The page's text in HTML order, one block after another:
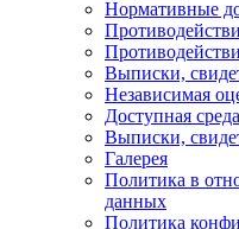
Нормативные
Выписки,
Независимая
Доступная среда
Выписки,
Галерея
Политика в
данных
Политика